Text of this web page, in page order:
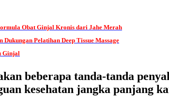
Obat Ginjal Kronis dari Jahe Merah
Pelatihan Deep Tissue Massage
Ginjal
beberapa tanda-tanda
kesehatan jangka panjang